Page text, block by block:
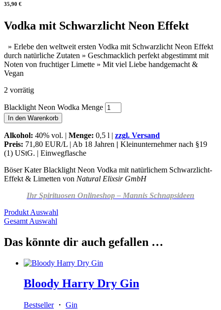
35,90 €
Vodka mit Schwarzlicht Neon Effekt
» Erlebe den weltweit ersten Vodka mit Schwarzlicht Neon Effekt
durch natürliche Zutaten » Geschmacklich perfekt abgestimmt mit
Noten von fruchtiger Limette » Mit viel Liebe handgemacht &
Vegan
2 vorrätig
Blacklight Neon Wodka Menge
In den Warenkorb
Alkohol: 40% vol. | Menge: 0,5 l | zzgl. Versand
Preis: 71,80 EUR/L | Ab 18 Jahren | Kleinunternehmer nach §19
(1) UStG. | Einwegflasche
Böser Kater Blacklight Neon Vodka mit natürlichem Schwarzlicht-
Effekt & Limetten von Natural Elixsir GmbH
Ihr Spirituosen Onlineshop – Mannis Schnapsideen
Produkt Auswahl
Gesamt Auswahl
Das könnte dir auch gefallen …
Bloody Harry Dry Gin
Bestseller・ Gin